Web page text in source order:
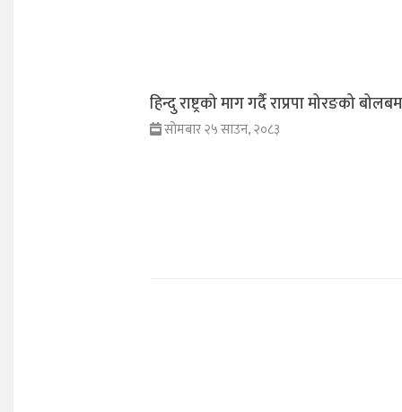
हिन्दु राष्ट्रको माग गर्दै राप्रपा मोरङको बोलबम
सोमबार २५ साउन, २०८३